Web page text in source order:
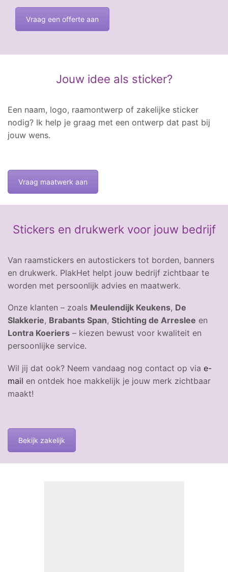
Vraag een offerte aan
Jouw idee als sticker?
Een naam, logo, raamontwerp of zakelijke sticker
nodig? Ik help je graag met een ontwerp dat past bij
jouw wens.
Vraag maatwerk aan
Stickers en drukwerk voor jouw bedrijf
Van raamstickers en autostickers tot borden, banners
en drukwerk. PlakHet helpt jouw bedrijf zichtbaar te
worden met persoonlijk advies en maatwerk.
Onze klanten – zoals Meulendijk Keukens, De
Slakkerie, Brabants Span, Stichting de Arreslee en
Lontra Koeriers – kiezen bewust voor kwaliteit en
persoonlijke service.
Wil jij dat ook? Neem vandaag nog contact op via e-
mail en ontdek hoe makkelijk je jouw merk zichtbaar
maakt!
Bekijk zakelijk